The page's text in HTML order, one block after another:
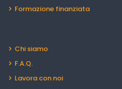
Formazione finanziata
Chi siamo
F.A.Q.
Lavora con noi